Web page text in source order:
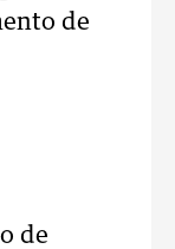
de
de